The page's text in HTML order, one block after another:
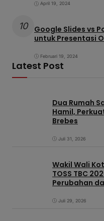
April 19, 2024
10
Google Slides vs
untuk Presentasi
Februari 19, 2024
Latest Post
Dua Rumah
Hamil,
Brebes
Juli 31, 2026
Wakil Wali
TOSS TBC
Perubahan
Juli 29, 2026